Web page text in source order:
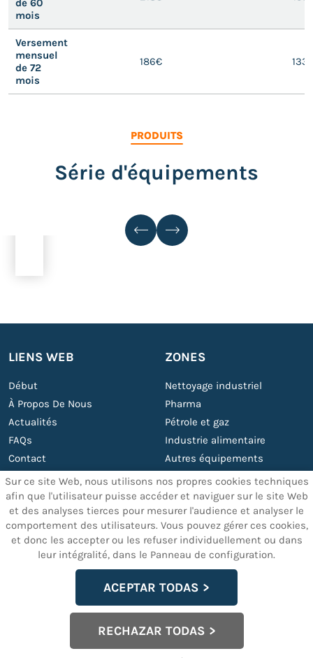
de 60
mois
Versement
mensuel
de 72
mois
186€
PRODUITS
Série d'équipements
LOCATION UCM 100 SL
Sur ce site Web, nous utilisons nos propres cookies techniques
afin que l'utilisateur puisse accéder et naviguer sur le site Web
et des analyses tierces pour mesurer l'audience et analyser le
comportement des utilisateurs. Vous pouvez gérer ces cookies,
et donc les accepter ou les refuser individuellement ou dans
leur intégralité, dans le Panneau de configuration.
ACEPTAR TODAS
RECHAZAR TODAS
LIENS WEB
Début
À Propos De Nous
Actualités
FAQs
Contact
ZONES
Nettoyage industriel
Pharma
Pétrole et gaz
Industrie alimentaire
Autres équipements
Services
AUTRES SERVICES
Support et maintenance
Machines ultrason sur
TEXTES JURIDIQUES
Mention
Politique de confidentialité
des données
Politique Cookies
politique de garantie
Configuración de Cookies